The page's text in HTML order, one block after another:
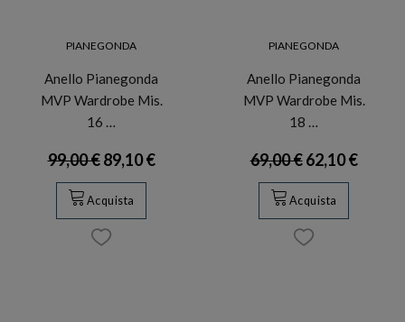
PIANEGONDA
Anello Pianegonda
MVP Wardrobe Mis.
16 …
99,00 €89,10 €
Acquista
PIANEGONDA
Anello Pianegonda
MVP Wardrobe Mis.
18 …
69,00 €62,10 €
Acquista